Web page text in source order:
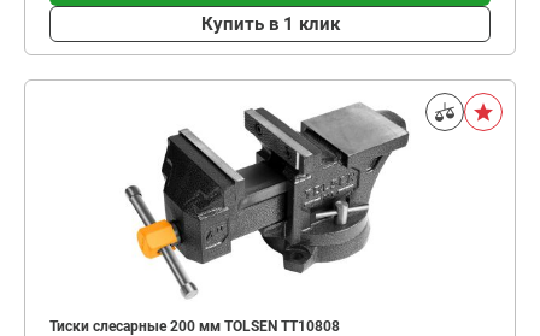
Купить в 1 клик
Тиски слесарные 200 мм TOLSEN TT10808